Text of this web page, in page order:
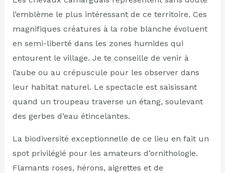
l’emblème le plus intéressant de ce territoire. Ces
magnifiques créatures à la robe blanche évoluent
en semi-liberté dans les zones humides qui
entourent le village. Je te conseille de venir à
l’aube ou au crépuscule pour les observer dans
leur habitat naturel. Le spectacle est saisissant
quand un troupeau traverse un étang, soulevant
des gerbes d’eau étincelantes.
La biodiversité exceptionnelle de ce lieu en fait un
spot privilégié pour les amateurs d’ornithologie.
Flamants roses, hérons, aigrettes et de